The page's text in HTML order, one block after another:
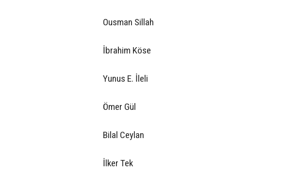
Ousman Sillah
İbrahim Köse
Yunus E. İleli
Ömer Gül
Bilal Ceylan
İlker Tek